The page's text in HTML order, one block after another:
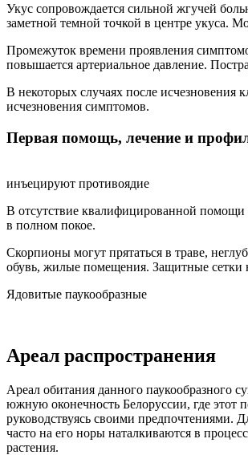
Укус сопровождается сильной жгучей
заметной темной точкой в центре укуса.
Промежуток времени проявления
повышается артериальное давление.
В некоторых случаях после исчезновения
исчезновения симптомов.
Первая помощь, лечение и
инъецируют противоядие
В отсутствие квалифицированной помощи
в полном покое.
Скорпионы могут прятаться в траве,
обувь, жилые помещения. Защитные сетки
Ядовитые паукообразные
Ареал распространения
Ареал обитания данного
южную оконечность Белоруссии, где этот
руководствуясь своими предпочтениями.
часто на его норы наталкиваются в
растения.